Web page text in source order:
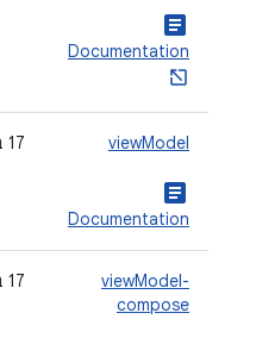
article
Documentation
viewModel
article
Documentation
‫17 ביוני 2026
viewModel-
compose
‫17 ביוני 2026